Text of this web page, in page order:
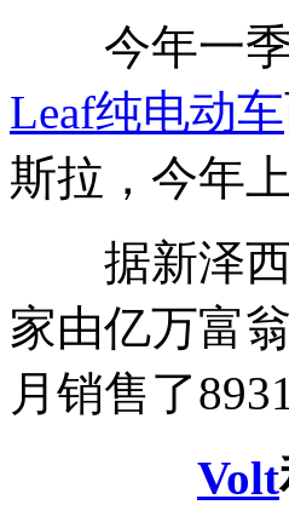
今年一季
Leaf纯电动车
斯拉，今年
据新泽西
家由亿万富
月销售了
Volt